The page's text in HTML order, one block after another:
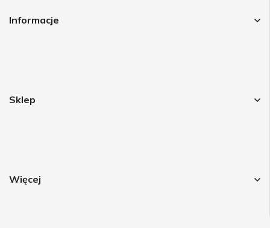
Informacje
Sklep
Więcej